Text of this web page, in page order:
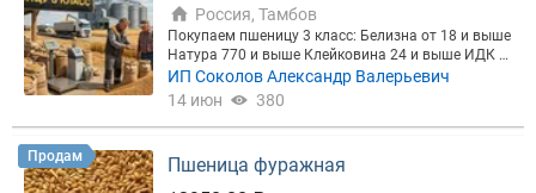
Россия, Тамбов
Покупаем пшеницу 3 класс: Белизна от 18 и выше
Натура 770 и выше Клейковина 24 и выше ИДК 7
5 и выше Влажность не более 14,5 % ЧП от 200 до
400 Стекловидность от 40 - 80 Объем: до 1800т/м
ИП Соколов Александр Валерьевич
14 июн
380
Продам
Пшеница фуражная